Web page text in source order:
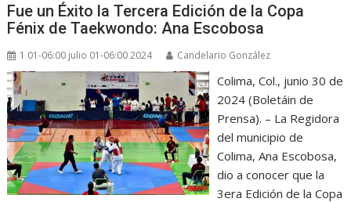
Fue un Éxito la Tercera Edición de la Copa
Fénix de Taekwondo: Ana Escobosa
1 01-06:00 julio 01-06:00 2024 Candelario González
Colima, Col., junio 30 de
2024 (Boletáin de
Prensa). – La Regidora
del municipio de
Colima, Ana Escobosa,
dio a conocer que la
3era Edición de la Copa